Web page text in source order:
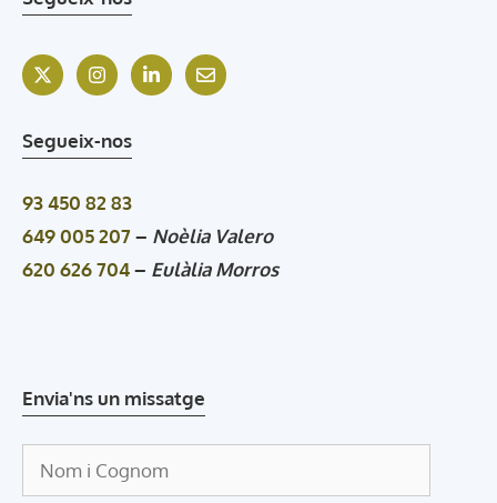
Segueix-nos
93 450 82 83
649 005 207– Noèlia Valero
620 626 704– Eulàlia Morros
Envia'ns un missatge